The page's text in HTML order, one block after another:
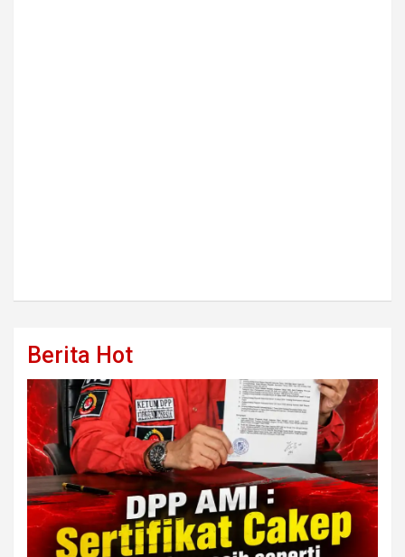
Berita Hot